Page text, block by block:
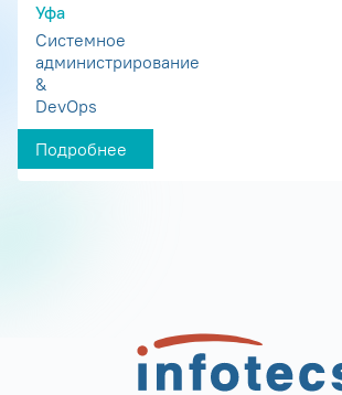
Уфа
Системное
администрирование
&
DevOps
Подробнее